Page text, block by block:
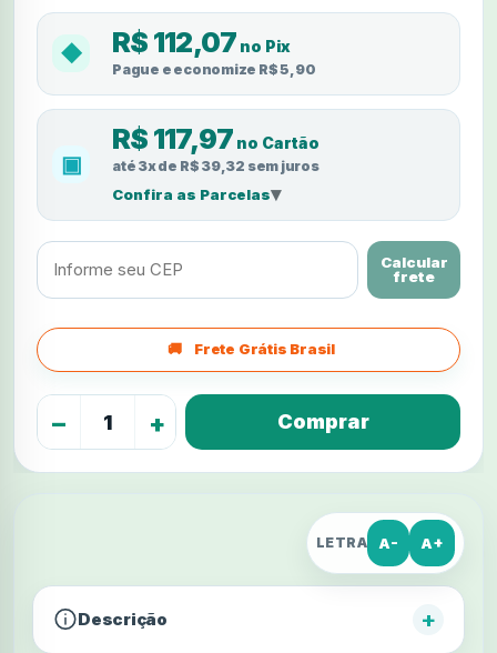
◆ R$ 112,07 no Pix
Pague e economize R$ 5,90
▣
R$ 117,97 no Cartão
até 3x de R$ 39,32 sem juros
Confira as Parcelas▾
Calcular
frete
Frete Grátis Brasil
− +
LETRA A- A+
Descrição +